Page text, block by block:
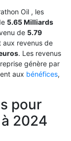
Oil , les
5.65 Milliards
de 5.79
aux revenus de
. Les revenus
génère par
aux bénéfices,
pour
2024